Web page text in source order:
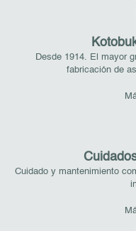
Desde 1914. El mayor
fabricación de
Cuidado y mantenimiento